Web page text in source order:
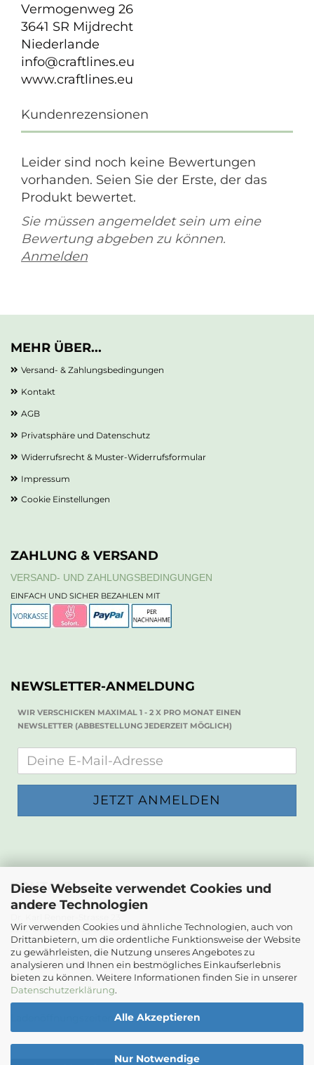
Diese Webseite verwendet Cookies und
andere Technologien
Wir verwenden Cookies und ähnliche Technologien, auch von
Drittanbietern, um die ordentliche Funktionsweise der Website
zu gewährleisten, die Nutzung unseres Angebotes zu
analysieren und Ihnen ein bestmögliches Einkaufserlebnis
bieten zu können. Weitere Informationen finden Sie in unserer
Datenschutzerklärung.
Alle Akzeptieren
Nur Notwendige
Vermogenweg 26
3641 SR Mijdrecht
Niederlande
info@craftlines.eu
www.craftlines.eu
Kundenrezensionen
Leider sind noch keine Bewertungen
vorhanden. Seien Sie der Erste, der das
Produkt bewertet.
Sie müssen angemeldet sein um eine
Bewertung abgeben zu können.
Anmelden
MEHR ÜBER...
Versand- & Zahlungsbedingungen
Kontakt
AGB
Privatsphäre und Datenschutz
Widerrufsrecht & Muster-Widerrufsformular
Impressum
Cookie Einstellungen
ZAHLUNG & VERSAND
VERSAND- UND ZAHLUNGSBEDINGUNGEN
EINFACH UND SICHER BEZAHLEN MIT
NEWSLETTER-ANMELDUNG
WIR VERSCHICKEN MAXIMAL 1 - 2 X PRO MONAT EINEN
NEWSLETTER (ABBESTELLUNG JEDERZEIT MÖGLICH)
KONTAKT
Die Papierwerkstatt
2232 Deutsch-Wagram
Email: info@diepapierwerkstatt.at
Tel. +43 664 5261978
Kontaktformular